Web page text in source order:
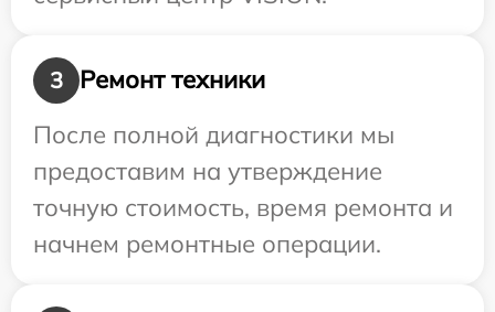
3
Ремонт техники
После полной диагностики мы
предоставим на утверждение
точную стоимость, время ремонта и
начнем ремонтные операции.